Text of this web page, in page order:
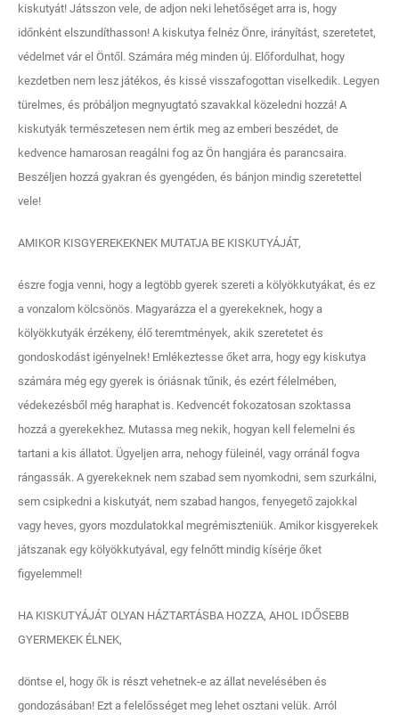
kiskutyát! Játsszon vele, de adjon neki lehetőséget arra is, hogy
időnként elszundíthasson! A kiskutya felnéz Önre, irányítást, szeretetet,
védelmet vár el Öntől. Számára még minden új. Előfordulhat, hogy
kezdetben nem lesz játékos, és kissé visszafogottan viselkedik. Legyen
türelmes, és próbáljon megnyugtató szavakkal közeledni hozzá! A
kiskutyák természetesen nem értik meg az emberi beszédet, de
kedvence hamarosan reagálni fog az Ön hangjára és parancsaira.
Beszéljen hozzá gyakran és gyengéden, és bánjon mindig szeretettel
vele!
AMIKOR KISGYEREKEKNEK MUTATJA BE KISKUTYÁJÁT,
észre fogja venni, hogy a legtöbb gyerek szereti a kölyökkutyákat, és ez
a vonzalom kölcsönös. Magyarázza el a gyerekeknek, hogy a
kölyökkutyák érzékeny, élő teremtmények, akik szeretetet és
gondoskodást igényelnek! Emlékeztesse őket arra, hogy egy kiskutya
számára még egy gyerek is óriásnak tűnik, és ezért félelmében,
védekezésből még haraphat is. Kedvencét fokozatosan szoktassa
hozzá a gyerekekhez. Mutassa meg nekik, hogyan kell felemelni és
tartani a kis állatot. Ügyeljen arra, nehogy füleinél, vagy orránál fogva
rángassák. A gyerekeknek nem szabad sem nyomkodni, sem szurkálni,
sem csipkedni a kiskutyát, nem szabad hangos, fenyegető zajokkal
vagy heves, gyors mozdulatokkal megrémiszteniük. Amikor kisgyerekek
játszanak egy kölyökkutyával, egy felnőtt mindig kísérje őket
figyelemmel!
HA KISKUTYÁJÁT OLYAN HÁZTARTÁSBA HOZZA, AHOL IDŐSEBB
GYERMEKEK ÉLNEK,
döntse el, hogy ők is részt vehetnek-e az állat nevelésében és
gondozásában! Ezt a felelősséget meg lehet osztani velük. Arról